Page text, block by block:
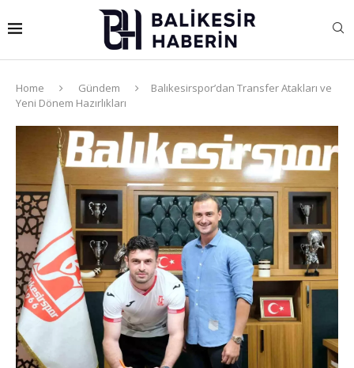
Home Gündem
Balıkesirspor’dan Transfer Atakları ve
Yeni Dönem Hazırlıkları